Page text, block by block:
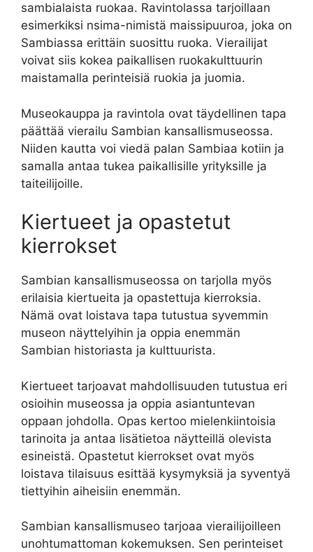
sambialaista ruokaa. Ravintolassa tarjoillaan
esimerkiksi nsima-nimistä maissipuuroa, joka on
Sambiassa erittäin suosittu ruoka. Vierailijat
voivat siis kokea paikallisen ruokakulttuurin
maistamalla perinteisiä ruokia ja juomia.
Museokauppa ja ravintola ovat täydellinen tapa
päättää vierailu Sambian kansallismuseossa.
Niiden kautta voi viedä palan Sambiaa kotiin ja
samalla antaa tukea paikallisille yrityksille ja
taiteilijoille.
Kiertueet ja opastetut
kierrokset
Sambian kansallismuseossa on tarjolla myös
erilaisia kiertueita ja opastettuja kierroksia.
Nämä ovat loistava tapa tutustua syvemmin
museon näyttelyihin ja oppia enemmän
Sambian historiasta ja kulttuurista.
Kiertueet tarjoavat mahdollisuuden tutustua eri
osioihin museossa ja oppia asiantuntevan
oppaan johdolla. Opas kertoo mielenkiintoisia
tarinoita ja antaa lisätietoa näytteillä olevista
esineistä. Opastetut kierrokset ovat myös
loistava tilaisuus esittää kysymyksiä ja syventyä
tiettyihin aiheisiin enemmän.
Sambian kansallismuseo tarjoaa vierailijoilleen
unohtumattoman kokemuksen. Sen perinteiset